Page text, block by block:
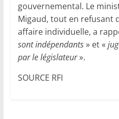
gouvernemental. Le
Migaud, tout en refusant
affaire individuelle, a
sont indépendants» et «
par le législateur».
SOURCE RFI